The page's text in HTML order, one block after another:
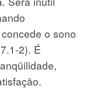
o sono
2). É